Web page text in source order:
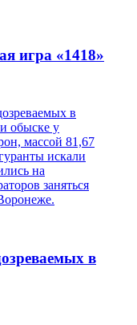
игра «1418»
в